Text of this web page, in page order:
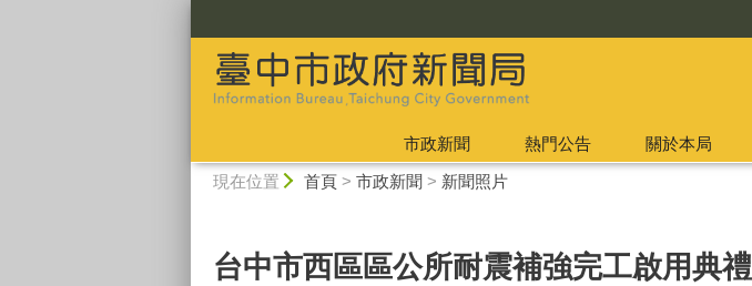
市政新聞 熱門公告 關於本局
現在位置 首頁> 市政新聞 > 新聞照片
台中市西區區公所耐震補強完工啟用典禮